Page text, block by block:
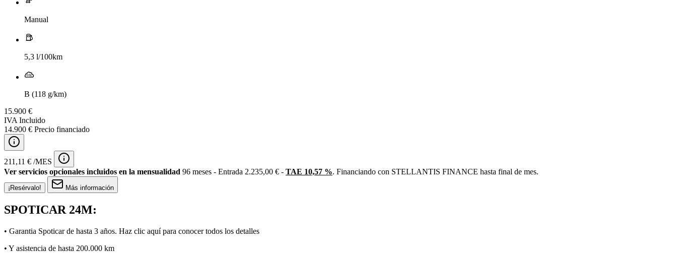
Manual
5,3 l/100km
B (118 g/km)
15.900 €
IVA Incluido
14.900 € Precio financiado
211,11 € /MES
Ver servicios opcionales incluidos en la mensualidad 96 meses - Entrada 2.235,00 € - TAE 10,57 %. Financiando con STELLANTIS FINANCE hasta final de mes.
¡Resérvalo! Más información
SPOTICAR 24M:
• Garantia Spoticar de hasta 3 años. Haz clic aquípara conocer todos los detalles
• Y asistencia de hasta 200.000 km